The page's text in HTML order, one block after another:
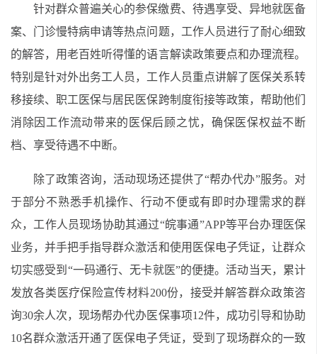
针对群众普遍关心的参保缴费、待遇享受、异地就医备
案、门诊慢特病申请等热点问题，工作人员进行了耐心细致
的解答，用老百姓听得懂的语言解读政策要点和办理流程。
特别是针对外出务工人员，工作人员重点讲解了医保关系转
移接续、职工医保与居民医保跨制度衔接等政策，帮助他们
消除因工作流动带来的医保后顾之忧，确保医保权益不断
档、享受待遇不中断。
除了政策咨询，活动现场还提供了“帮办代办”服务。对
于部分不熟悉手机操作、行动不便或有即时办理需求的群
众，工作人员现场协助其通过“皖事通”APP等平台办理医保
业务，并手把手指导群众激活和使用医保电子凭证，让群众
切实感受到“一码通行、无卡就医”的便捷。活动当天，累计
发放各类 医疗保险宣传材料200份，接受并解答群众政策咨
询30余人次，现场帮办代办医保事项12件，成功引导和协助
10名群众激活开通了医保电子凭证，受到了现场群众的一致